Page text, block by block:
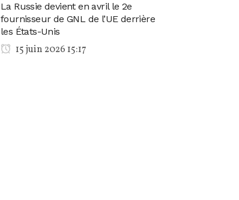
La Russie devient en avril le 2e
fournisseur de GNL de l’UE derrière
les États-Unis
15 juin 2026 15:17